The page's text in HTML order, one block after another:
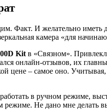
Факт. И желательно
камера «для
Kit в «Связном».
онлайн-отзывов, их
цене – самое оно.
в ручном режиме,
режиме. Не дано мне делать